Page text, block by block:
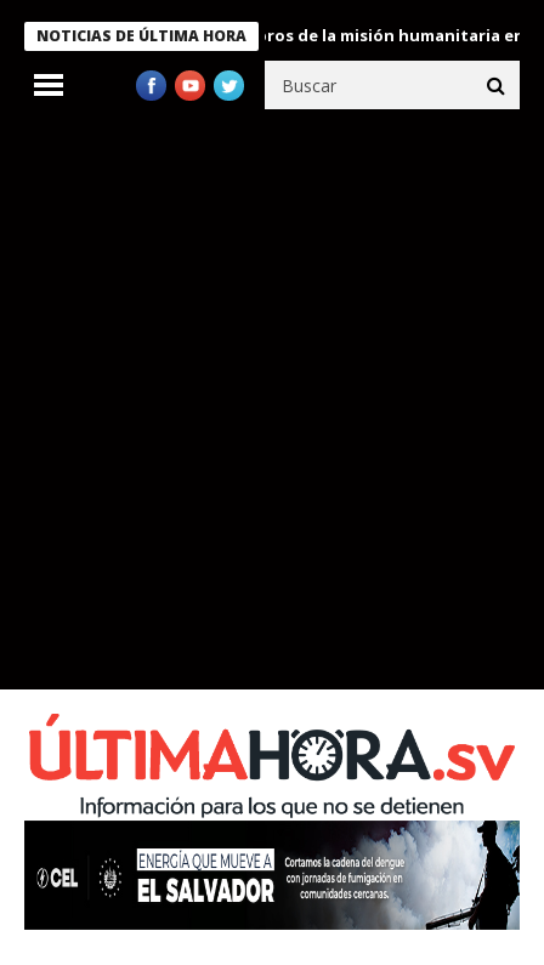
NOTICIAS DE ÚLTIMA HORA
Bukele condecora a miembros de la misión humanitaria enviada